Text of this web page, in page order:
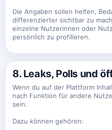
Die Angaben sollen helfen,
differenzierter sichtbar zu
einzelne Nutzerinnen oder
persönlich zu profilieren.
8. Leaks, Polls und
Wenn du auf der Plattform
nach Funktion für andere
sein.
Dazu können gehören: